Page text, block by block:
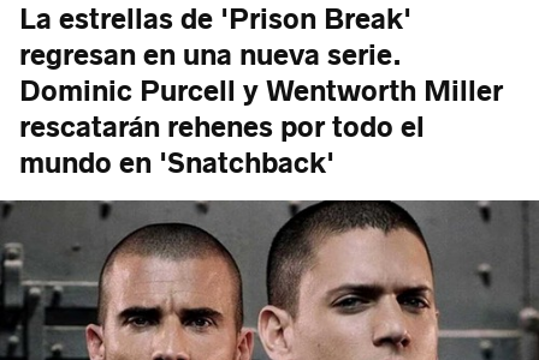
La estrellas de 'Prison Break'
regresan en una nueva serie.
Dominic Purcell y Wentworth Miller
rescatarán rehenes por todo el
mundo en 'Snatchback'